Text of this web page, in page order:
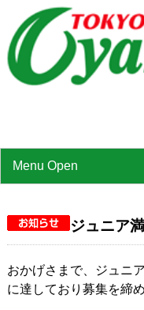
Menu Open
ジュニア
おかげさまで、ジュニ
に達しており募集を締